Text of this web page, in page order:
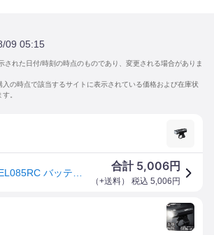
09 05:15
れた日付/時刻の時点のものであり、変更される場合がありま
の時点で該当するサイトに表示されている価格および在庫状
。
合計 5,006円
（+送料） 税込 5,006 円